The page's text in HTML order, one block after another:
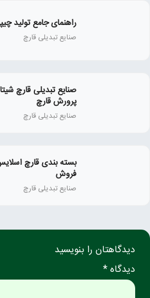
راهنمای جامع تولید
صنایع تبدیلی قارچ
صنایع تبدیلی قارچ
پرورش قارچ
صنایع تبدیلی قارچ
بسته‌ بندی قارچ
فروش
صنایع تبدیلی قارچ
دیدگاهتان را بنویسید
دیدگاه *